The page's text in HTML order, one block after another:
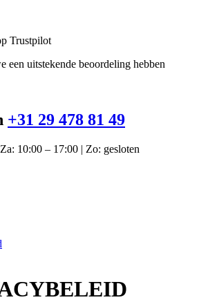
Trustpilot
een uitstekende beoordeling hebben
+31 29 478 81 49
10:00 – 17:00 | Zo: gesloten